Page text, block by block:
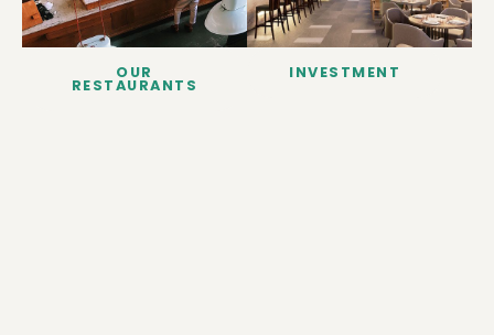
OUR
RESTAURANTS
INVESTMENT